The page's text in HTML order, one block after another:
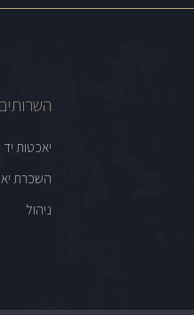
יאכטות
השכרת
ניהול